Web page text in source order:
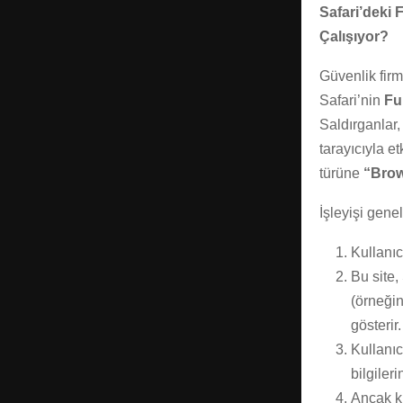
Safari’deki
Çalışıyor?
Güvenlik
Safari’nin
tarayıcıyla
türüne
İşleyişi
Bu site,
gösterir.
Ancak